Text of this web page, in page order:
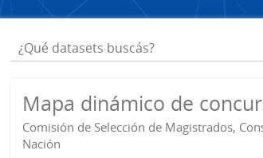
Mapa dinámico de
Comisión de Selección de Magistrados,
Nación